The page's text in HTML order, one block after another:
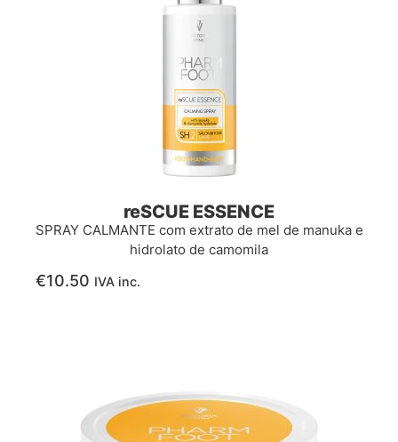
reSCUE ESSENCE
SPRAY CALMANTE com extrato de mel de manuka e
hidrolato de camomila
€10.50 IVA inc.